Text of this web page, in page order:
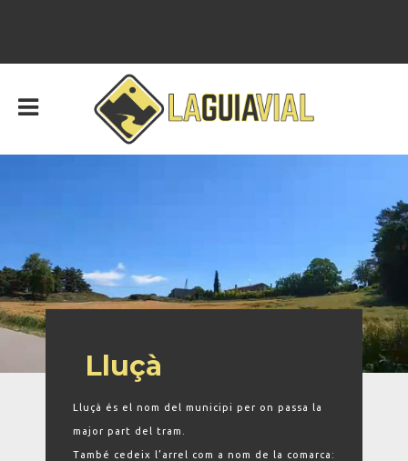
Lluçà
Lluçà és el nom del municipi per on passa la
major part del tram.
També cedeix l’arrel com a nom de la comarca: